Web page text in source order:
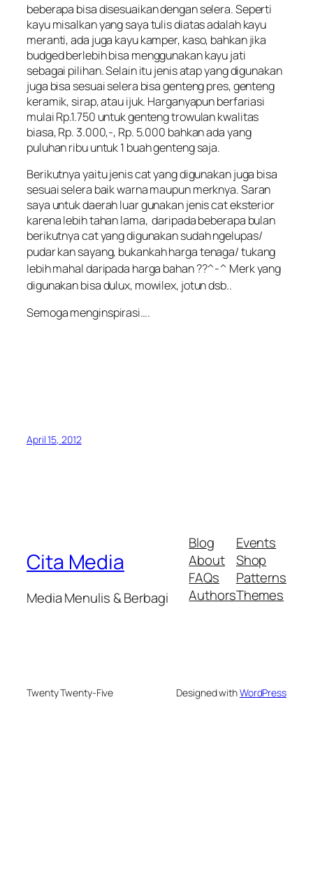
beberapa bisa disesuaikan dengan selera. Seperti
kayu misalkan yang saya tulis diatas adalah kayu
meranti, ada juga kayu kamper, kaso, bahkan jika
budged berlebih bisa menggunakan kayu jati
sebagai pilihan. Selain itu jenis atap yang digunakan
juga bisa sesuai selera bisa genteng pres, genteng
keramik, sirap, atau ijuk. Harganyapun berfariasi
mulai Rp.1.750 untuk genteng trowulan kwalitas
biasa, Rp. 3.000,-, Rp. 5.000 bahkan ada yang
puluhan ribu untuk 1 buah genteng saja.
Berikutnya yaitu jenis cat yang digunakan juga bisa
sesuai selera baik warna maupun merknya. Saran
saya untuk daerah luar gunakan jenis cat eksterior
karena lebih tahan lama, daripada beberapa bulan
berikutnya cat yang digunakan sudah ngelupas/
pudar kan sayang, bukankah harga tenaga/ tukang
lebih mahal daripada harga bahan ??^-^ Merk yang
digunakan bisa dulux, mowilex, jotun dsb..
Semoga menginspirasi….
April 15, 2012
Cita Media
Media Menulis & Berbagi
Blog
About
FAQs
Authors
Events
Shop
Patterns
Themes
Twenty Twenty-Five Designed withWordPress